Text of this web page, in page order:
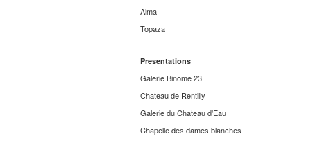
Alma
Topaza
Presentations
Galerie Binome 23
Chateau de Rentilly
Galerie du Chateau d'Eau
Chapelle des dames blanches